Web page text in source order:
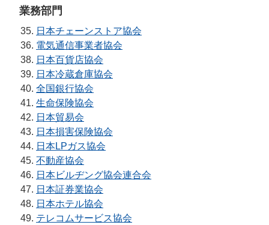
業務部門
日本チェーンストア協会
電気通信事業者協会
日本百貨店協会
日本冷蔵倉庫協会
全国銀行協会
生命保険協会
日本貿易会
日本損害保険協会
日本LPガス協会
不動産協会
日本ビルヂング協会連合会
日本証券業協会
日本ホテル協会
テレコムサービス協会